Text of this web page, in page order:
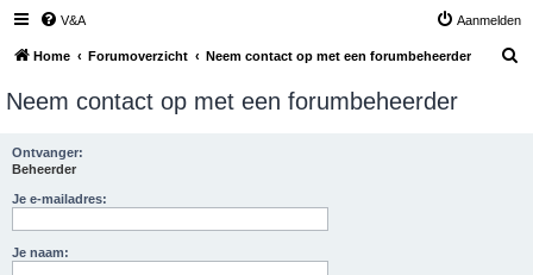
V&A Aanmelden
Home Forumoverzicht Neem contact op met een forumbeheerder
Neem contact op met een forumbeheerder
Ontvanger:
Beheerder
Je e-mailadres:
Je naam: